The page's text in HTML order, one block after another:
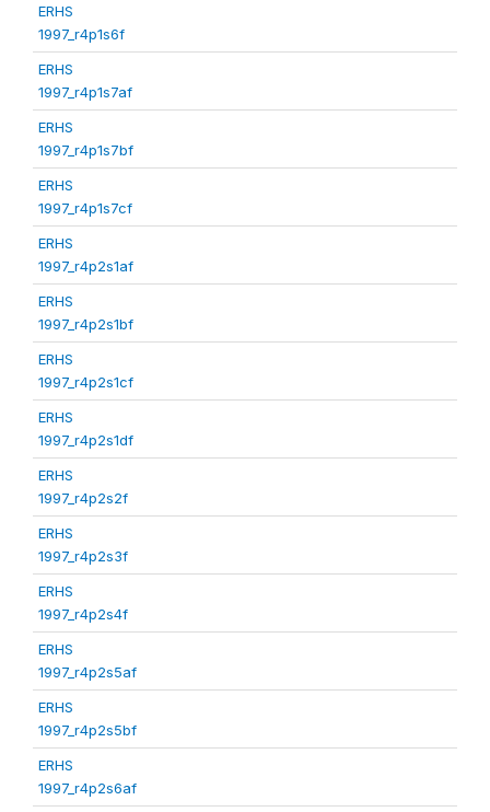
ERHS
1997_r4p1s6f
ERHS
1997_r4p1s7af
ERHS
1997_r4p1s7bf
ERHS
1997_r4p1s7cf
ERHS
1997_r4p2s1af
ERHS
1997_r4p2s1bf
ERHS
1997_r4p2s1cf
ERHS
1997_r4p2s1df
ERHS
1997_r4p2s2f
ERHS
1997_r4p2s3f
ERHS
1997_r4p2s4f
ERHS
1997_r4p2s5af
ERHS
1997_r4p2s5bf
ERHS
1997_r4p2s6af